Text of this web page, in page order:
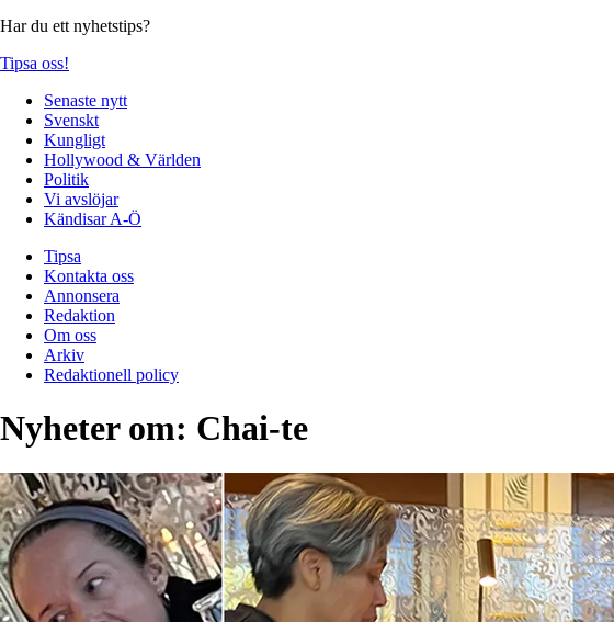
Har du ett nyhetstips?
Tipsa oss!
Senaste nytt
Svenskt
Kungligt
Hollywood & Världen
Politik
Vi avslöjar
Kändisar A-Ö
Tipsa
Kontakta oss
Annonsera
Redaktion
Om oss
Arkiv
Redaktionell policy
Nyheter om: Chai-te